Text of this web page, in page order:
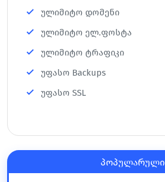
ულიმიტო დომენი
ულიმიტო ელ.ფოსტა
ულიმიტო ტრაფიკი
უფასო Backups
უფასო SSL
პოპულარული